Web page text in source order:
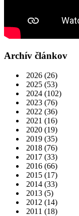
Archív článkov
2026 (26)
2025 (53)
2024 (102)
2023 (76)
2022 (36)
2021 (16)
2020 (19)
2019 (35)
2018 (76)
2017 (33)
2016 (66)
2015 (17)
2014 (33)
2013 (5)
2012 (14)
2011 (18)